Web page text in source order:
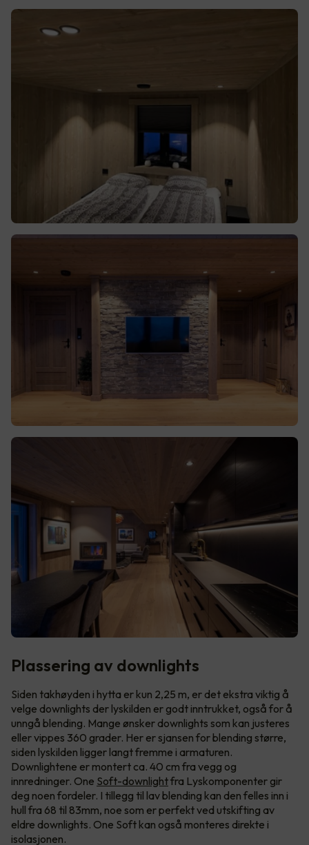
Plassering av downlights
Siden takhøyden i hytta er kun 2,25 m, er det ekstra viktig å
velge downlights der lyskilden er godt inntrukket, også for å
unngå blending. Mange ønsker downlights som kan justeres
eller vippes 360 grader. Her er sjansen for blending større,
siden lyskilden ligger langt fremme i armaturen.
Downlightene er montert ca. 40 cm fra vegg og
innredninger. One Soft-downlightfra Lyskomponenter gir
deg noen fordeler. I tillegg til lav blending kan den felles inn i
hull fra 68 til 83mm, noe som er perfekt ved utskifting av
eldre downlights. One Soft kan også monteres direkte i
isolasjonen.